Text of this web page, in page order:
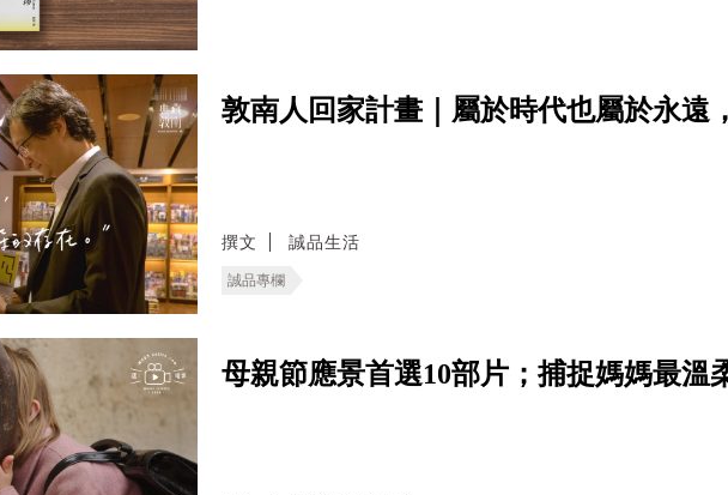
敦南人回家計畫｜屬於時代也屬於永遠
撰文 誠品生活
誠品專欄
母親節應景首選10部片；捕捉媽媽最溫